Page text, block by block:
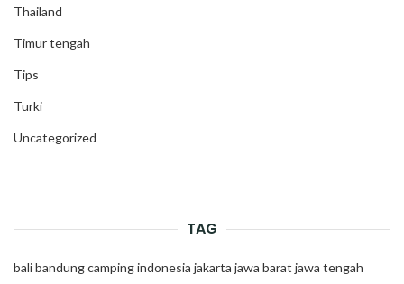
Thailand
Timur tengah
Tips
Turki
Uncategorized
TAG
balibandungcampingindonesia jakarta jawa barat jawa tengah